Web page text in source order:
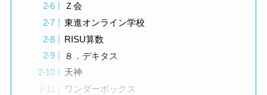
Ｚ会
東進オンライン学校
RISU算数
８．デキタス
天神
ワンダーボックス